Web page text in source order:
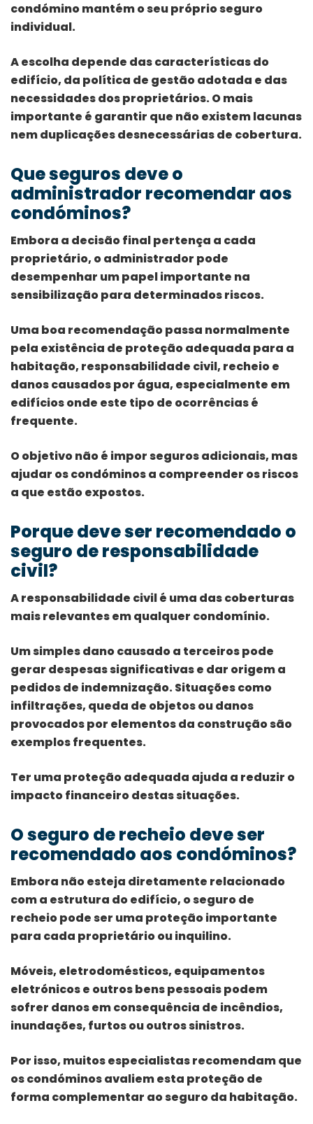
condómino mantém o seu próprio seguro
individual.
A escolha depende das características do
edifício, da política de gestão adotada e das
necessidades dos proprietários. O mais
importante é garantir que não existem lacunas
nem duplicações desnecessárias de cobertura.
Que seguros deve o
administrador recomendar aos
condóminos?
Embora a decisão final pertença a cada
proprietário, o administrador pode
desempenhar um papel importante na
sensibilização para determinados riscos.
Uma boa recomendação passa normalmente
pela existência de proteção adequada para a
habitação, responsabilidade civil, recheio e
danos causados por água, especialmente em
edifícios onde este tipo de ocorrências é
frequente.
O objetivo não é impor seguros adicionais, mas
ajudar os condóminos a compreender os riscos
a que estão expostos.
Porque deve ser recomendado o
seguro de responsabilidade
civil?
A responsabilidade civil é uma das coberturas
mais relevantes em qualquer condomínio.
Um simples dano causado a terceiros pode
gerar despesas significativas e dar origem a
pedidos de indemnização. Situações como
infiltrações, queda de objetos ou danos
provocados por elementos da construção são
exemplos frequentes.
Ter uma proteção adequada ajuda a reduzir o
impacto financeiro destas situações.
O seguro de recheio deve ser
recomendado aos condóminos?
Embora não esteja diretamente relacionado
com a estrutura do edifício, o seguro de
recheio pode ser uma proteção importante
para cada proprietário ou inquilino.
Móveis, eletrodomésticos, equipamentos
eletrónicos e outros bens pessoais podem
sofrer danos em consequência de incêndios,
inundações, furtos ou outros sinistros.
Por isso, muitos especialistas recomendam que
os condóminos avaliem esta proteção de
forma complementar ao seguro da habitação.